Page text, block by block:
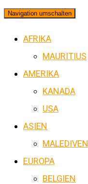
Navigation umschalten
AFRIKA
MAURITIUS
AMERIKA
KANADA
USA
ASIEN
MALEDIVEN
EUROPA
BELGIEN